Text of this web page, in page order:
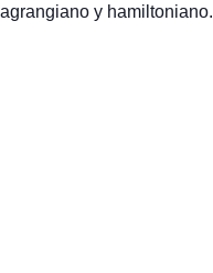
y hamiltoniano.